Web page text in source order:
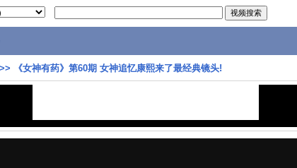
>> 《女神有药》第60期 女神追忆康熙来了最经典镜头!